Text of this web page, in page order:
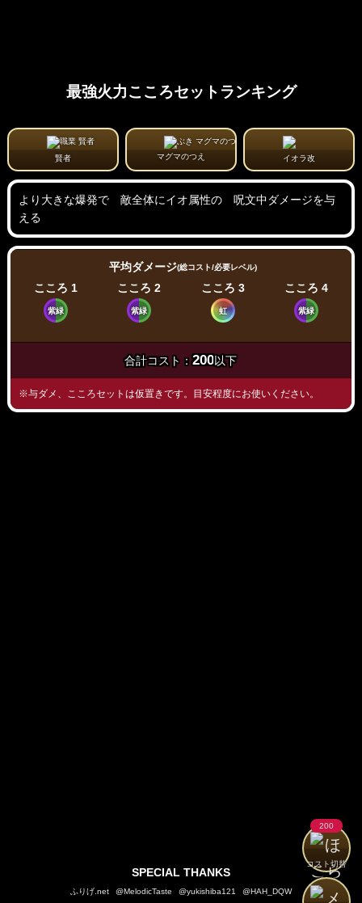
最強火力こころセットランキング
賢者 マグマのつえ イオラ改
より大きな爆発で 敵全体にイオ属性の 呪文中ダメージを与
える
平均ダメージ(総コスト/必要レベル)
こころ 1
紫緑
こころ 2
紫緑
こころ 3
虹
こころ 4
紫緑
合計コスト：200以下
※与ダメ、こころセットは仮置きです。目安程度にお使いください。
SPECIAL THANKS
ふりげ.net @MelodicTaste @yukishiba121 @HAH_DQW
コスト切替
200